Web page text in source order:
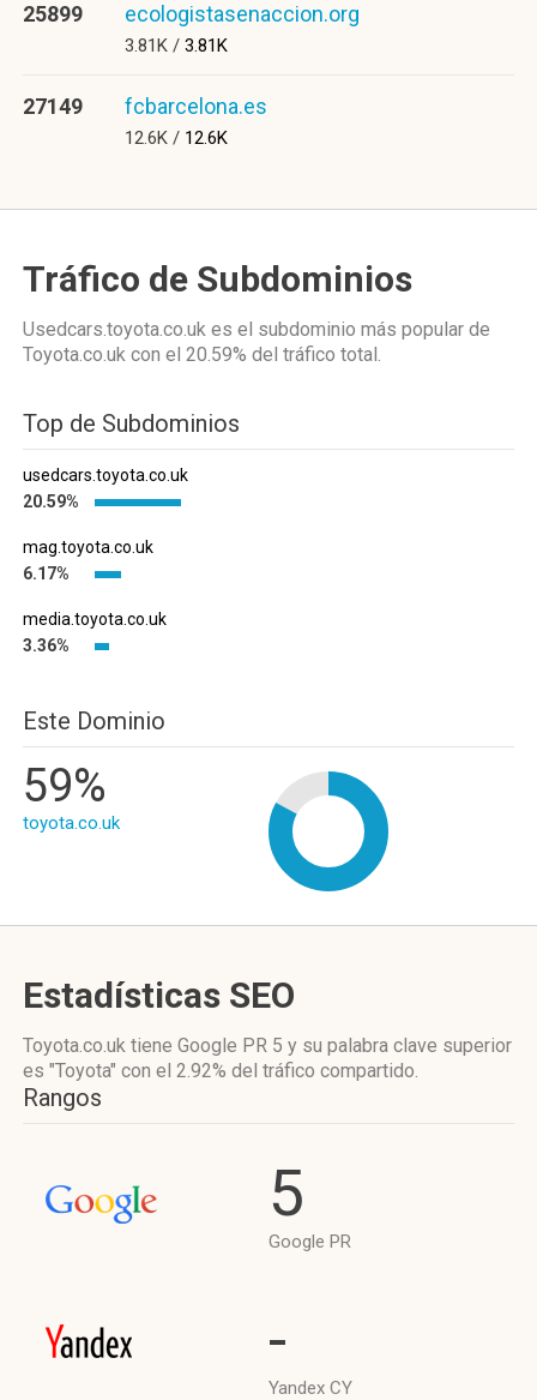
25899 ecologistasenaccion.org
3.81K / 3.81K
27149 fcbarcelona.es
12.6K / 12.6K
Tráfico de Subdominios
Usedcars.toyota.co.uk es el subdominio más popular de
Toyota.co.uk con el 20.59% del tráfico total.
Top de Subdominios
usedcars.toyota.co.uk
20.59%
mag.toyota.co.uk
6.17%
media.toyota.co.uk
3.36%
Este Dominio
59%
toyota.co.uk
Estadísticas SEO
Toyota.co.uk tiene Google PR 5 y su palabra clave superior
es "Toyota" con el 2.92% del tráfico compartido.
Rangos
5
Google PR
-
Yandex CY